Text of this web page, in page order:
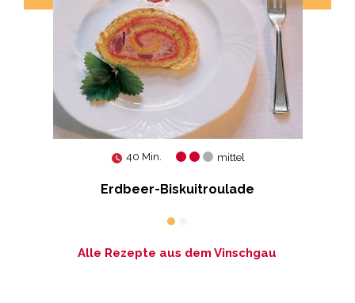
40 Min. mittel
Erdbeer-Biskuitroulade
Alle Rezepte aus dem Vinschgau